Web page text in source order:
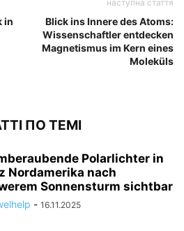
in
наступна стаття
Blick ins Innere des Atoms:
Wissenschaftler entdecken
Magnetismus im Kern eines
Moleküls
ПО ТЕМІ
Polarlichter in
Nordamerika nach
Sonnensturm sichtbar
- 16.11.2025